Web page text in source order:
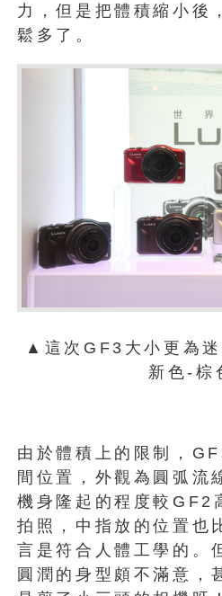
力，但是把體積縮小後
鬆多了。
▲這次GF3大小更為迷
新色-棕
由於體積上的限制，
間位置，外觀為圓弧流
機身隆起的程度較GF2
拍照，中指放的位置也
言是符合人體工學的。
圓潤的身型頗不滿意，